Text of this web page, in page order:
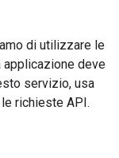
di utilizzare le
applicazione deve
servizio, usa
richieste API.